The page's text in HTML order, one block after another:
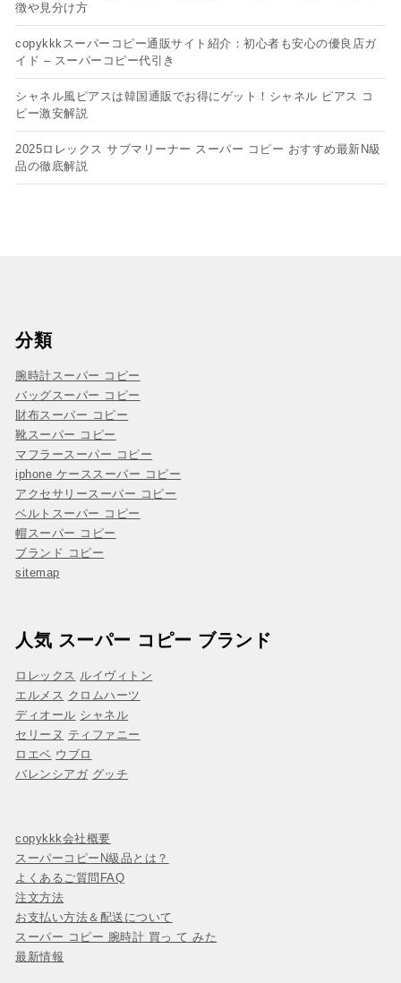
徴や見分け方
copykkkスーパーコピー通販サイト紹介：初心者も安心の優良店ガ
イド – スーパーコピー代引き
シャネル風ピアスは韓国通販でお得にゲット！シャネル ピアス コ
ピー​激安解説
2025ロレックス サブマリーナー スーパー コピー おすすめ最新N級
品の徹底解説
分類
腕時計スーパー コピー
バッグスーパー コピー
財布スーパー コピー
靴スーパー コピー
マフラースーパー コピー
iphone ケーススーパー コピー
アクセサリースーパー コピー
ベルトスーパー コピー
帽スーパー コピー
ブランド コピー
sitemap
人気 スーパー コピー ブランド
ロレックス ルイヴィトン
エルメス クロムハーツ
ディオール シャネル
セリーヌ ティファニー
ロエベ ウブロ
バレンシアガ グッチ
copykkk会社概要
スーパーコピーN級品とは？
よくあるご質問FAQ
注文方法
お支払い方法＆配送について
スーパー コピー 腕時計 買っ て みた
最新情報